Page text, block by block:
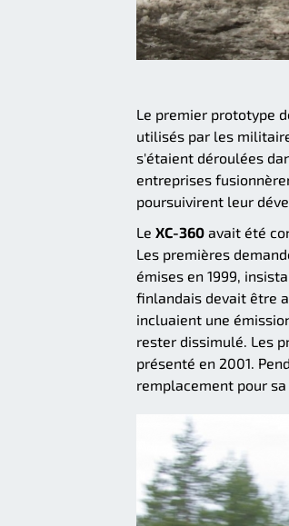
Le premier prototype
utilisés par les
s'étaient déroulées
entreprises
poursuivirent leur
Le XC-360 avait été
Les premières
émises en 1999,
finlandais devait être
incluaient une
rester dissimulé. Les
présenté en 2001.
remplacement pour